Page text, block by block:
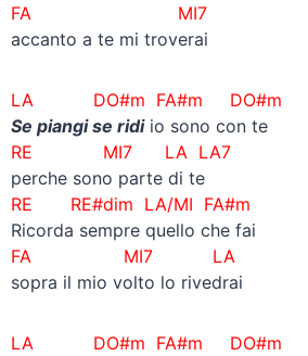
FA MI7
accanto a te mi troverai
LA DO#m FA#m DO#m
Se piangi se ridiio sono con te
RE MI7 LA LA7
perche sono parte di te
RE RE#dim LA/MI FA#m
Ricorda sempre quello che fai
FA MI7 LA
sopra il mio volto lo rivedrai
LA DO#m FA#m DO#m